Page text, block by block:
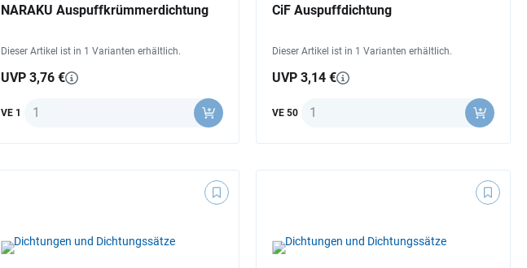
NARAKU Auspuffkrümmerdichtung
Dieser Artikel ist in 1 Varianten erhältlich.
UVP 3,76 €
VE 1 Anzahl
CiF Auspuffdichtung
Dieser Artikel ist in 1 Varianten erhältlich.
UVP 3,14 €
VE 50 Anzahl